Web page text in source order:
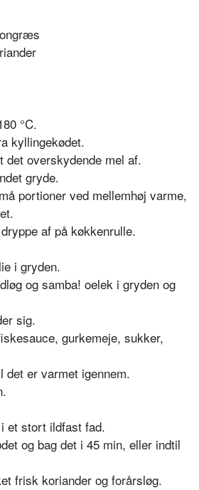
°C.
kyllingekødet.
det overskydende mel af.
gryde.
portioner ved mellemhøj varme,
af på køkkenrulle.
i gryden.
og samba! oelek i gryden og
sig.
gurkemeje, sukker,
det er varmet igennem.
et stort ildfast fad.
og bag det i 45 min, eller indtil
frisk koriander og forårsløg.